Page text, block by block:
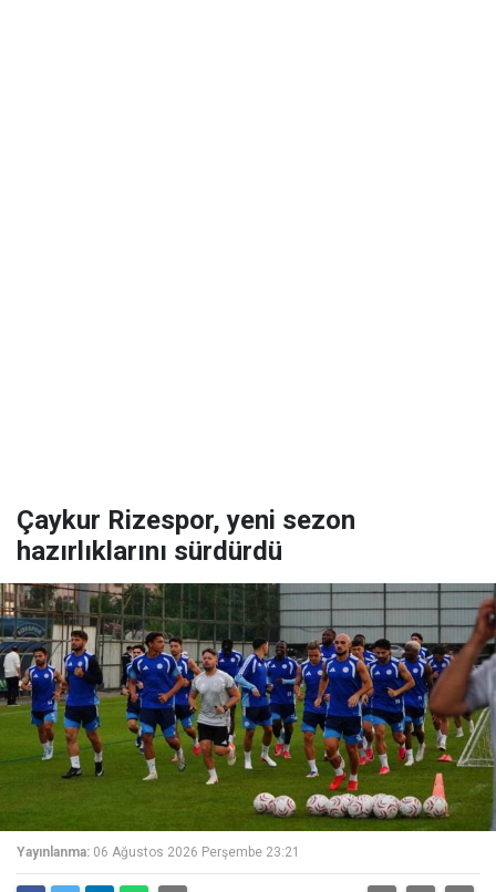
Çaykur Rizespor, yeni sezon
hazırlıklarını sürdürdü
Yayınlanma: 06 Ağustos 2026 Perşembe 23:21